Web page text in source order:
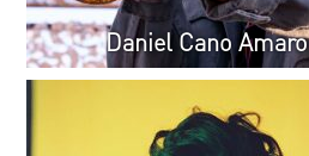
Daniel Cano Amaro